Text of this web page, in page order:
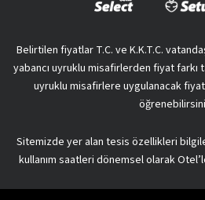
Belirtilen fiyatlar T.C. ve K.K.T.C.
yabancı uyruklu misafirlerden fiyat farkı
uyruklu misafirlere uygulanacak
Sitemizde yer alan tesis özellikleri
kullanım saatleri dönemsel olarak